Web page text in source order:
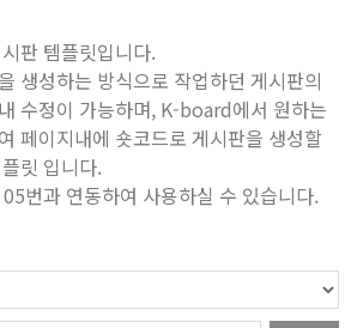
판 템플릿입니다.
생성하는 방식으로 작업하던 게시판의
수정이 가능하며, K-board에서 원하는
페이지내에 숏코드로 게시판을 생성할
릿 입니다.
번과 연동하여 사용하실 수 있습니다.